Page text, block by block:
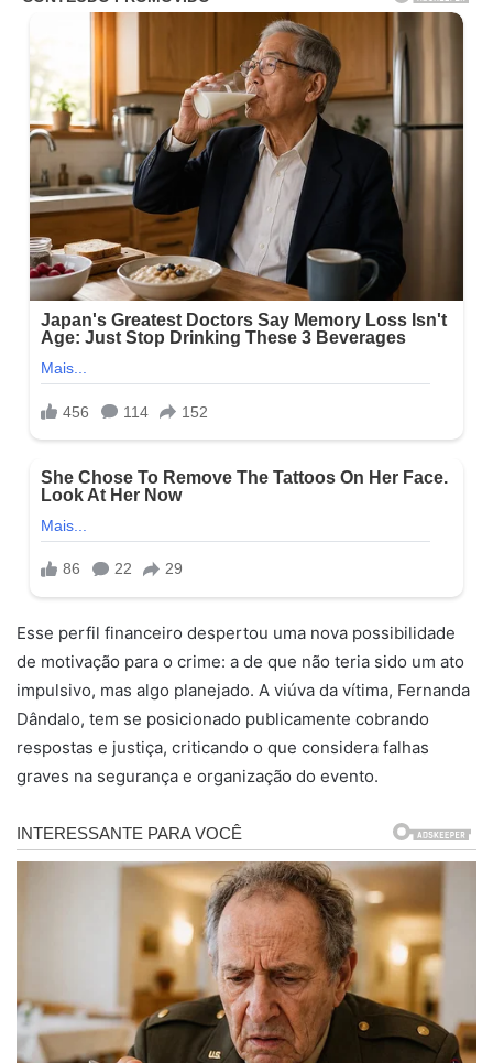
Esse perfil financeiro despertou uma nova possibilidade
de motivação para o crime: a de que não teria sido um ato
impulsivo, mas algo planejado. A viúva da vítima, Fernanda
Dândalo, tem se posicionado publicamente cobrando
respostas e justiça, criticando o que considera falhas
graves na segurança e organização do evento.